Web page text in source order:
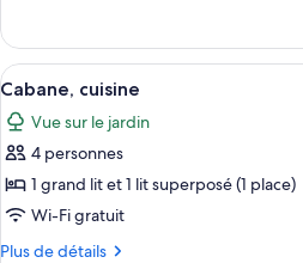
Cabane
le
type
de
chambre
Cabane
Afficher
toutes
les
photos
pour
ce
type
6
Cabane, cuisine
Vue sur le jardin
4 personnes
1 grand lit et 1 lit superposé (1 place)
Wi-Fi gratuit
Plus de détails
Plus